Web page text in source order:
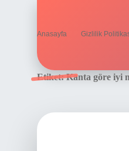
Anasayfa Gizlilik
Etiket:Kanta göre iyi